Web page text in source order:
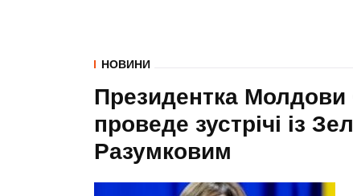
НОВИНИ
Президентка Молдови
проведе зустрічі із
Разумковим